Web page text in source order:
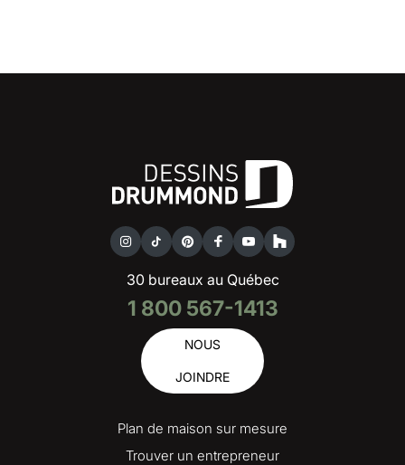
30 bureaux au Québec
1 800 567-1413
NOUS
JOINDRE
Plan de maison sur mesure
Trouver un entrepreneur